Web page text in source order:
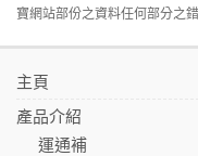
寶網站部份之資料任何部分之
主頁
產品介紹
運通補